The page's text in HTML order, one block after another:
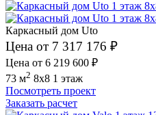
Каркасный дом Uto
Цена от 7 317 176 ₽
Цена от 6 219 600 ₽
73 м2 8x8 1 этаж
Посмотреть проект
Заказать расчет